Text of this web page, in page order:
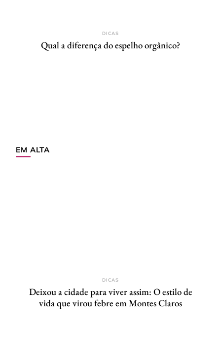
DICAS
Qual a diferença do espelho orgânico?
EM ALTA
DICAS
Deixou a cidade para viver assim: O estilo de
vida que virou febre em Montes Claros